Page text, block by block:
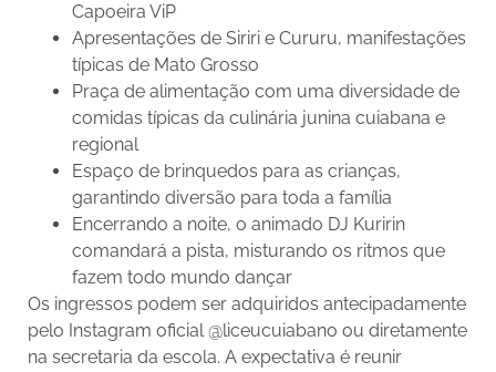
Capoeira ViP
Apresentações de Siriri e Cururu, manifestações
típicas de Mato Grosso
Praça de alimentação com uma diversidade de
comidas típicas da culinária junina cuiabana e
regional
Espaço de brinquedos para as crianças,
garantindo diversão para toda a família
Encerrando a noite, o animado DJ Kuririn
comandará a pista, misturando os ritmos que
fazem todo mundo dançar
Os ingressos podem ser adquiridos antecipadamente
pelo Instagram oficial @liceucuiabano ou diretamente
na secretaria da escola. A expectativa é reunir